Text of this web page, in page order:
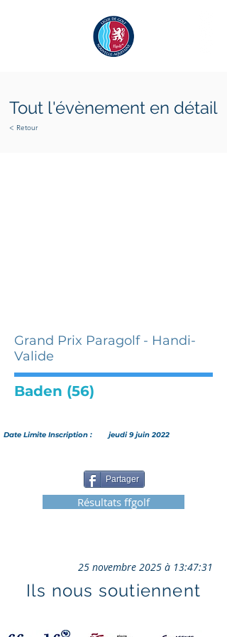
Tout l'évènement en détail
< Retour
Grand Prix Paragolf - Handi-
Valide
Baden (56)
Date Limite Inscription : jeudi 9 juin 2022
Partager
Résultats ffgolf
25 novembre 2025 à 13:47:31
Ils nous soutiennent